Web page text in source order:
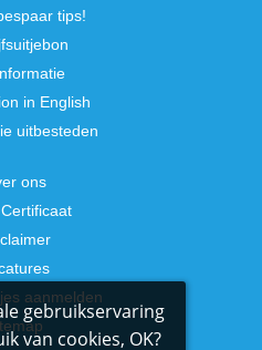
tips!
in English
uitbesteden
ons
aanmelden
gebruikservaring
van cookies, OK?